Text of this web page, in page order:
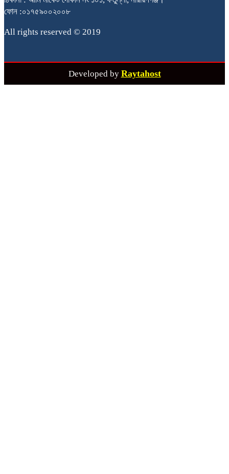
ফোন :০১৭৫৯০০২০০৮
All rights reserved © 2019
Developed by Raytahost